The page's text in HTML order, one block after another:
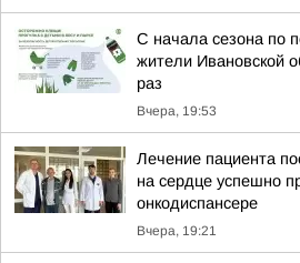
С начала сезона по
жители Ивановской
раз
Вчера, 19:53
Лечение пациента
на сердце успешно
онкодиспансере
Вчера, 19:21